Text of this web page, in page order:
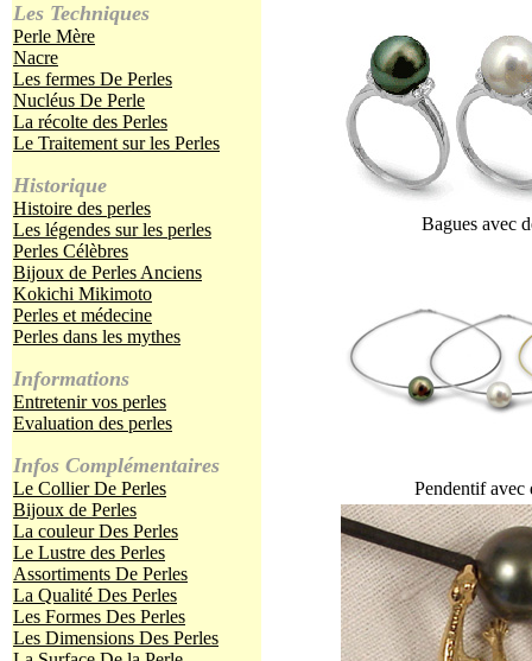
Les Techniques
Perle Mère
Nacre
Les fermes De Perles
Nucléus De Perle
La récolte des Perles
Le Traitement sur les Perles
Historique
Histoire des perles
Les légendes sur les perles
Perles Célèbres
Bijoux de Perles Anciens
Kokichi Mikimoto
Perles et médecine
Perles dans les mythes
Informations
Entretenir vos perles
Evaluation des perles
Infos Complémentaires
Le Collier De Perles
Bijoux de Perles
La couleur Des Perles
Le Lustre des Perles
Assortiments De Perles
La Qualité Des Perles
Les Formes Des Perles
Les Dimensions Des Perles
Bagues avec
Pendentif avec